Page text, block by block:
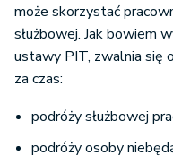
może skorzystać
służbowej. Jak bowiem
ustawy PIT, zwalnia się
za czas:
podróży służbowej
podróży osoby